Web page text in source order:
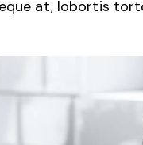
at, lobortis